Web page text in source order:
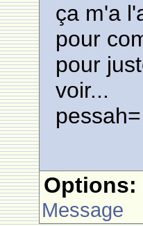
ça m'a
pour
pour
voir...
Options:
Message